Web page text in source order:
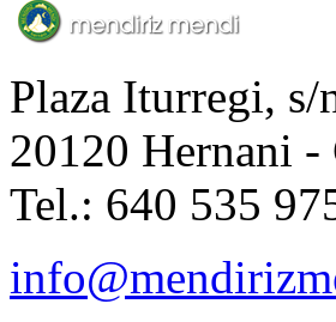
Plaza Iturregi, s/
20120 Hernani -
Tel.: 640 535